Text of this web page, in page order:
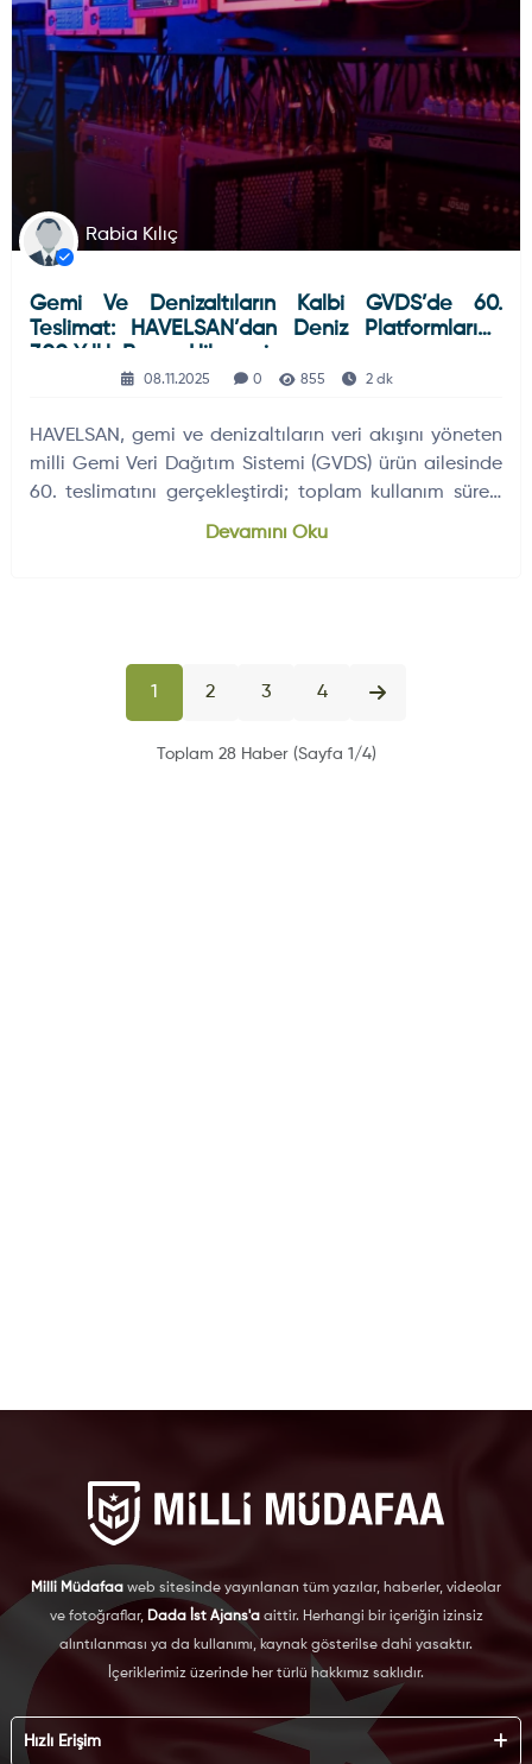
Rabia Kılıç
Gemi Ve Denizaltıların Kalbi GVDS’de 60.
Teslimat: HAVELSAN’dan Deniz Platformlarına
300 Yıllık Başarı Hikayesi
08.11.2025 0 855 2 dk
HAVELSAN, gemi ve denizaltıların veri akışını yöneten
milli Gemi Veri Dağıtım Sistemi (GVDS) ürün ailesinde
60. teslimatını gerçekleştirdi; toplam kullanım süresi
Devamını Oku
1 2 3 4
Toplam 28 Haber (Sayfa 1/4)
Milli Müdafaa web sitesinde yayınlanan tüm yazılar, haberler, videolar
ve fotoğraflar, Dada İst Ajans'aaittir. Herhangi bir içeriğin izinsiz
alıntılanması ya da kullanımı, kaynak gösterilse dahi yasaktır.
İçeriklerimiz üzerinde her türlü hakkımız saklıdır.
Hızlı Erişim